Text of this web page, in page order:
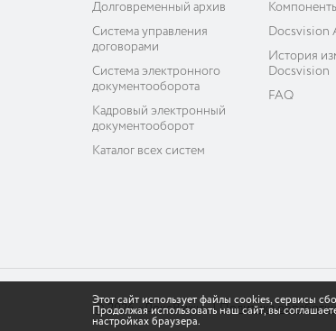
Долговременный архив
Система управления
договорами
Система электронного
документооборота
Кадровый электронный
документооборот
Каталог всех систем
Docsvision
История
Docsvision
FAQ
© 2026 «ДоксВижн»| Политика
Этот сайт использует файлы cookies, сервисы
Продолжая использовать наш сайт, вы
настройках браузера.